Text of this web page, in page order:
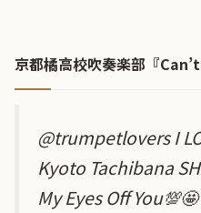
京都橘高校吹奏楽部『
@trumpetloversI
Kyoto Tachibana
My Eyes Off